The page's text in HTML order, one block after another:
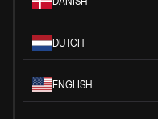
DUTCH
ENGLISH